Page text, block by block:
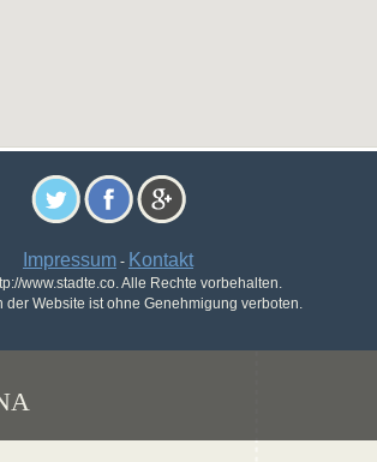
Impressum - Kontakt
www.stadte.co. Alle Rechte vorbehalten.
der Website ist ohne Genehmigung verboten.